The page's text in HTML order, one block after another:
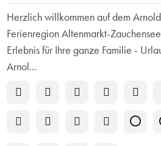
Herzlich willkommen auf dem
Ferienregion Altenmarkt-
Erlebnis für Ihre ganze Familie -
Arnol...